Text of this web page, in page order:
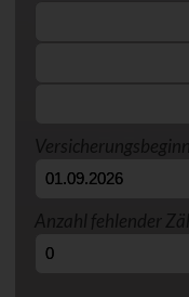
Versicherungsbeginn
Anzahl fehlender